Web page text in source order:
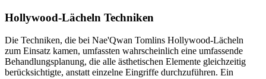
Hollywood-Lächeln Techniken
Die Techniken, die bei Nae'Qwan Tomlins Hollywood-Lächeln
zum Einsatz kamen, umfassten wahrscheinlich eine umfassende
Behandlungsplanung, die alle ästhetischen Elemente gleichzeitig
berücksichtigte, anstatt einzelne Eingriffe durchzuführen. Ein